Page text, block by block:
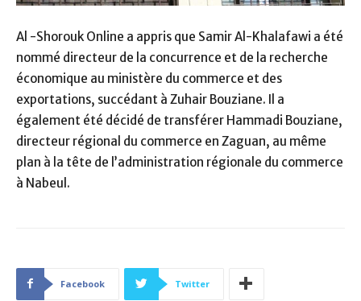
Al -Shorouk Online a appris que Samir Al-Khalafawi a été
nommé directeur de la concurrence et de la recherche
économique au ministère du commerce et des
exportations, succédant à Zuhair Bouziane. Il a
également été décidé de transférer Hammadi Bouziane,
directeur régional du commerce en Zaguan, au même
plan à la tête de l’administration régionale du commerce
à Nabeul.
Facebook Twitter